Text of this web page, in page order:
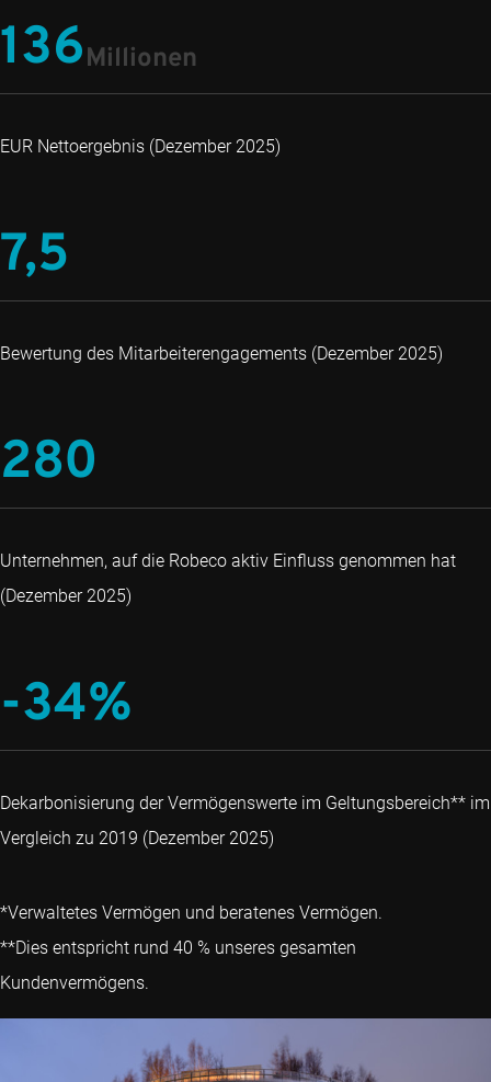
136Millionen
EUR Nettoergebnis (Dezember 2025)
7,5
Bewertung des Mitarbeiterengagements (Dezember 2025)
280
Unternehmen, auf die Robeco aktiv Einfluss genommen hat
(Dezember 2025)
-34%
Dekarbonisierung der Vermögenswerte im Geltungsbereich** im
Vergleich zu 2019 (Dezember 2025)
*Verwaltetes Vermögen und beratenes Vermögen.
**Dies entspricht rund 40 % unseres gesamten
Kundenvermögens.